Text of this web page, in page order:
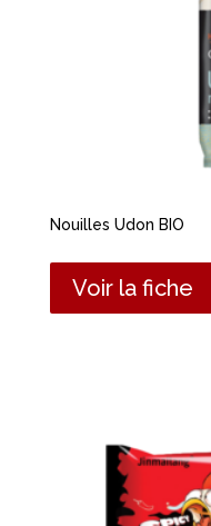
Nouilles Udon BIO
Voir la fiche